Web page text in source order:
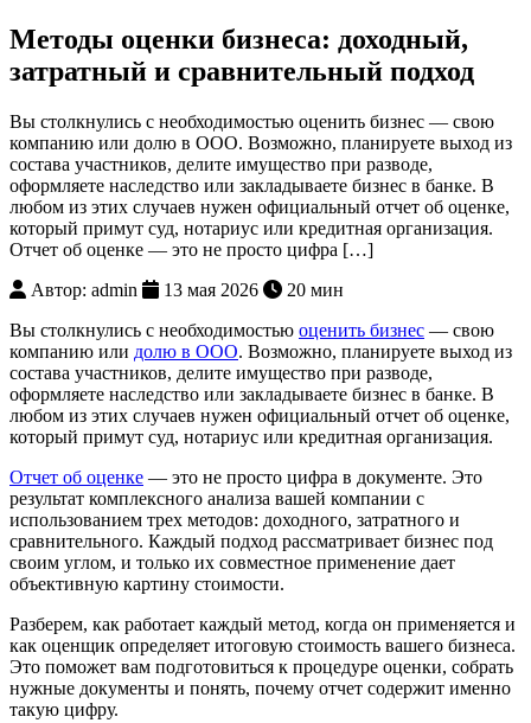
Методы оценки бизнеса: доходный,
затратный и сравнительный подход
Вы столкнулись с необходимостью оценить бизнес — свою
компанию или долю в ООО. Возможно, планируете выход из
состава участников, делите имущество при разводе,
оформляете наследство или закладываете бизнес в банке. В
любом из этих случаев нужен официальный отчет об оценке,
который примут суд, нотариус или кредитная организация.
Отчет об оценке — это не просто цифра […]
Автор: admin
13 мая 2026
20 мин
Вы столкнулись с необходимостью оценить бизнес — свою
компанию или долю в ООО. Возможно, планируете выход из
состава участников, делите имущество при разводе,
оформляете наследство или закладываете бизнес в банке. В
любом из этих случаев нужен официальный отчет об оценке,
который примут суд, нотариус или кредитная организация.
Отчет об оценке — это не просто цифра в документе. Это
результат комплексного анализа вашей компании с
использованием трех методов: доходного, затратного и
сравнительного. Каждый подход рассматривает бизнес под
своим углом, и только их совместное применение дает
объективную картину стоимости.
Разберем, как работает каждый метод, когда он применяется и
как оценщик определяет итоговую стоимость вашего бизнеса.
Это поможет вам подготовиться к процедуре оценки, собрать
нужные документы и понять, почему отчет содержит именно
такую цифру.